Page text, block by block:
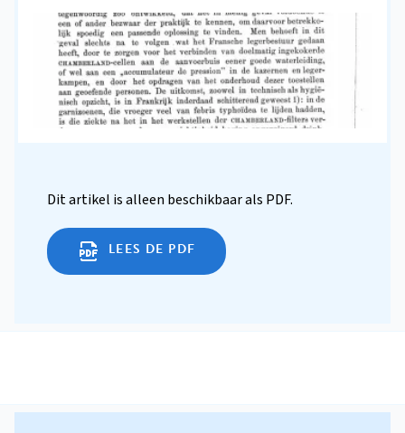
Dit artikel is alleen beschikbaar als PDF.
LEES DE PDF